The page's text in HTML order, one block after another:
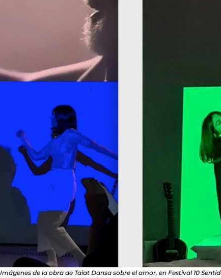
Imágenes de la obra de Taiat Dansa sobre el amor, en Festival 10